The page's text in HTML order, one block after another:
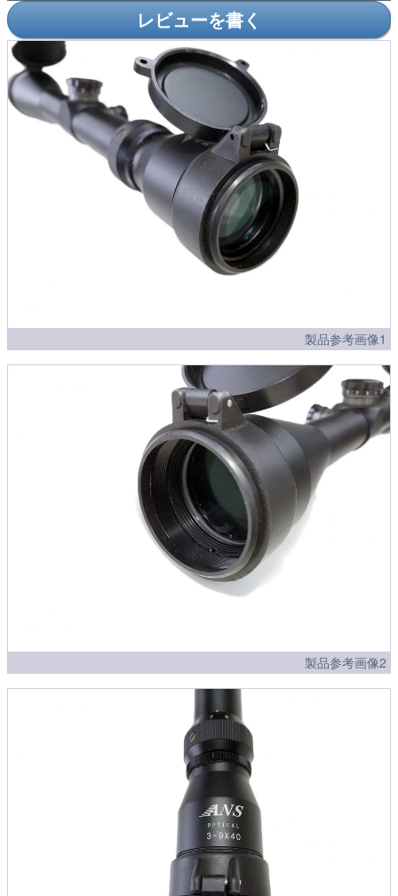
レビューを書く
製品参考画像1
製品参考画像2